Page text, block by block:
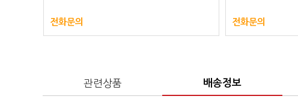
전화문의 전화문의
관련상품 배송정보